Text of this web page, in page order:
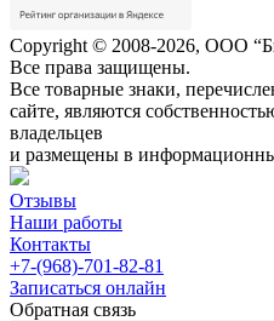
Copyright © 2008-2026, ООО
Все права защищены.
Все товарные знаки,
сайте, являются
владельцев
и размещены в
Отзывы
Наши работы
Контакты
+7-(968)-701-82-81
Записаться онлайн
Обратная связь